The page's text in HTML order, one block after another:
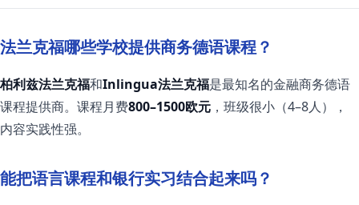
法兰克福哪些学校提供商务德语课程？
柏利兹法兰克福和Inlingua法兰克福是最知名的金融商务德语
课程提供商。课程月费800–1500欧元 ，班级很小（4–8人），
内容实践性强。
能把语言课程和银行实习结合起来吗？